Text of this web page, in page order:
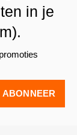
in je
ABONNEER